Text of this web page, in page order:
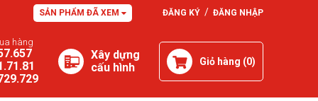
SẢN PHẨM ĐÃ XEM ĐĂNG KÝ / ĐĂNG NHẬP
hàng
Xây dựng
cấu hình
Giỏ hàng (0)